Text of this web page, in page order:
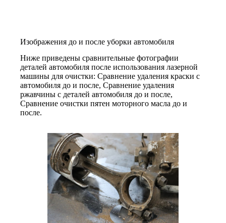
Изображения до и после уборки автомобиля
Ниже приведены сравнительные фотографии
деталей автомобиля после использования лазерной
машины для очистки: Сравнение удаления краски с
автомобиля до и после, Сравнение удаления
ржавчины с деталей автомобиля до и после,
Сравнение очистки пятен моторного масла до и
после.